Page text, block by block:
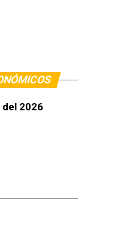
2026